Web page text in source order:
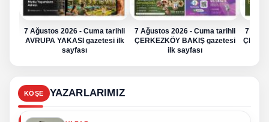
7 Ağustos 2026 - Cuma tarihli
AVRUPA YAKASI gazetesi ilk
sayfası
7 Ağustos 2026 - Cuma tarihli
ÇERKEZKÖY BAKIŞ gazetesi
ilk sayfası
7
KÖŞE YAZARLARIMIZ